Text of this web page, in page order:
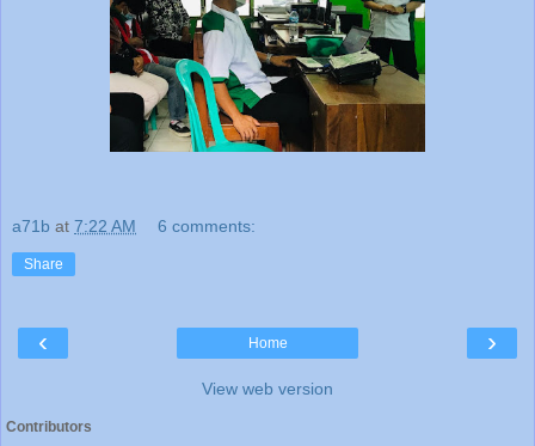
a71b at 7:22 AM 6 comments:
Share
‹ ›
Home
View web version
Contributors